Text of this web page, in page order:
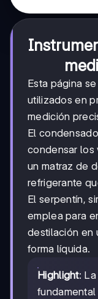
Esta página
utilizados en
medición
El
condensar los
un matraz de
refrigerante
El serpentín,
emplea para
destilación en
forma líquida.
Highlight: